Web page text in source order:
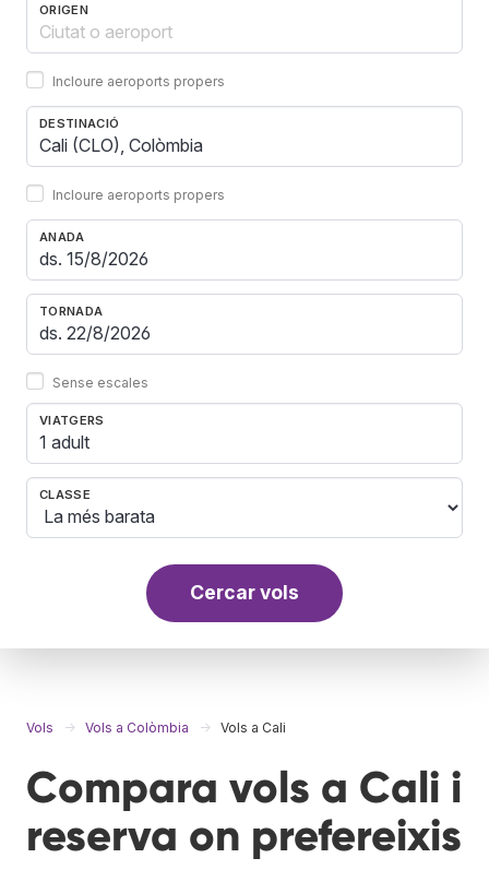
ORIGEN
Incloure aeroports propers
DESTINACIÓ
Incloure aeroports propers
ANADA
TORNADA
Sense escales
VIATGERS
1 adult
CLASSE
Cercar vols
Vols Vols a Colòmbia Vols a Cali
Compara vols a Cali i
reserva on prefereixis